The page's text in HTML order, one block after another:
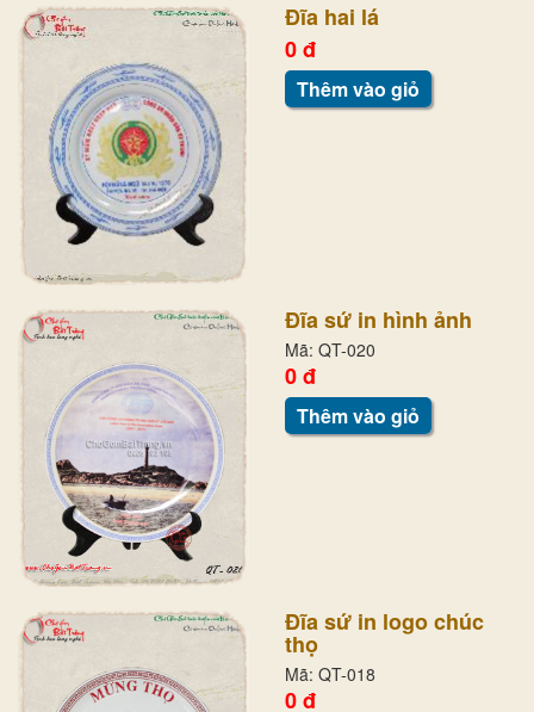
Đĩa hai lá
0 đ
Thêm vào giỏ
Đĩa sứ in hình ảnh
Mã: QT-020
0 đ
Thêm vào giỏ
Đĩa sứ in logo chúc
thọ
Mã: QT-018
0 đ